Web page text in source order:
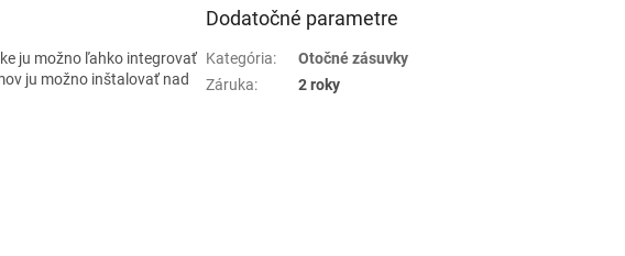
ju možno ľahko integrovať
ju možno inštalovať nad
Dodatočné parametre
Kategória:
Otočné zásuvky
Záruka: 2 roky